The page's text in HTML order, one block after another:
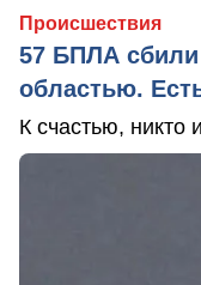
Происшествия
57 БПЛА сбили
областью.
К счастью, никто